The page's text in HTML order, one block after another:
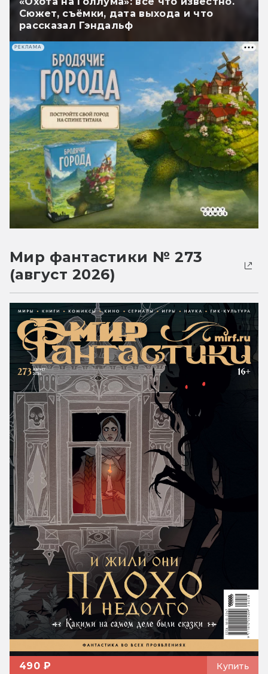
Сюжет, съёмки, дата выхода и что
рассказал Гэндальф
РЕКЛАМА
Мир фантастики № 273
(август 2026)
490 ₽ Купить